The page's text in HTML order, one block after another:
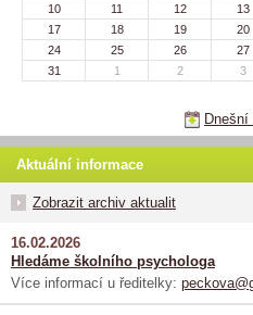
10
11 12 13
17
18 19 20
24
25 26 27
31
1 2 3
Dnešní
Aktuální informace
Zobrazit archiv aktualit
16.02.2026
Hledáme školního psychologa
Více informací u ředitelky: